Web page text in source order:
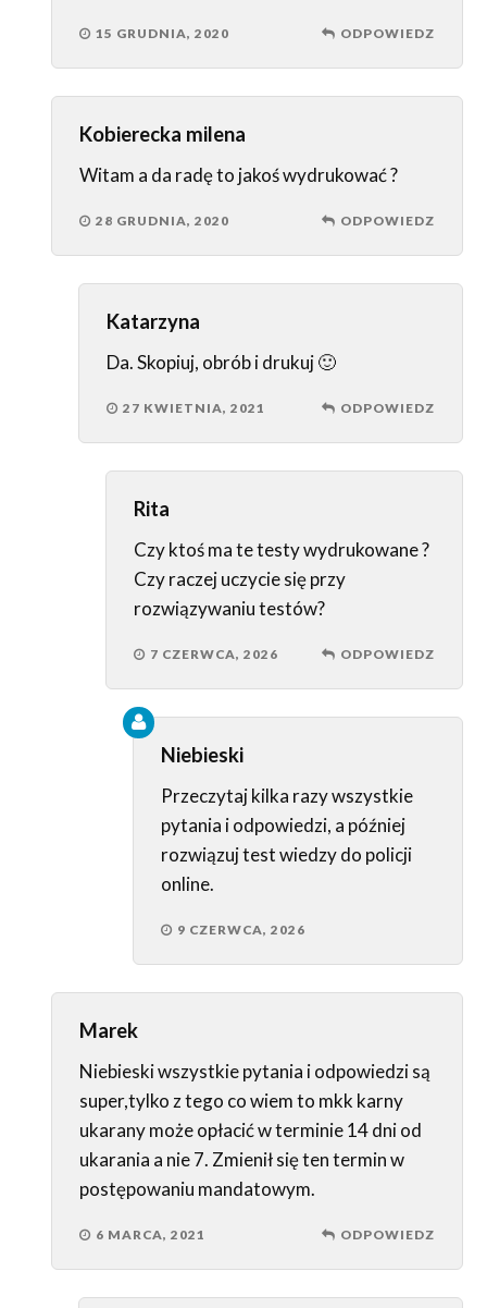
15 GRUDNIA, 2020 ODPOWIEDZ
Kobierecka milena
Witam a da radę to jakoś wydrukować ?
28 GRUDNIA, 2020 ODPOWIEDZ
Katarzyna
Da. Skopiuj, obrób i drukuj 🙂
27 KWIETNIA, 2021 ODPOWIEDZ
Rita
Czy ktoś ma te testy wydrukowane ?
Czy raczej uczycie się przy
rozwiązywaniu testów?
7 CZERWCA, 2026 ODPOWIEDZ
Niebieski
Przeczytaj kilka razy wszystkie
pytania i odpowiedzi, a później
rozwiązuj test wiedzy do policji
online.
9 CZERWCA, 2026
Marek
Niebieski wszystkie pytania i odpowiedzi są
super,tylko z tego co wiem to mkk karny
ukarany może opłacić w terminie 14 dni od
ukarania a nie 7. Zmienił się ten termin w
postępowaniu mandatowym.
6 MARCA, 2021 ODPOWIEDZ